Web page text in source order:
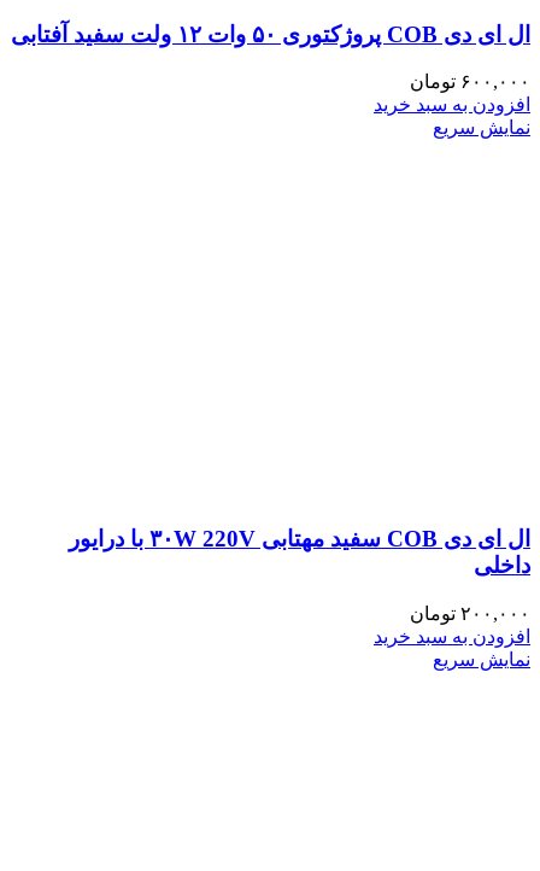
ال ای دی COB پروژکتوری ۵۰ وات ۱۲ ولت سفید آفتابی
۶۰۰,۰۰۰ تومان
افزودن به سبد خرید
نمایش سریع
ال ای دی COB سفید مهتابی ۳۰W 220V با درایور
داخلی
۲۰۰,۰۰۰ تومان
افزودن به سبد خرید
نمایش سریع